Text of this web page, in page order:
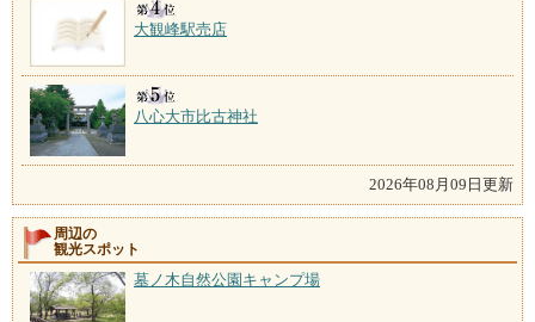
大観峰駅売店
八心大市比古神社
2026年08月09日更新
周辺の
観光スポット
墓ノ木自然公園キャンプ場